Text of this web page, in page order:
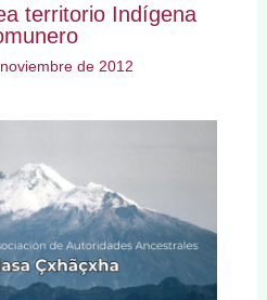
territorio Indígena
de 2012